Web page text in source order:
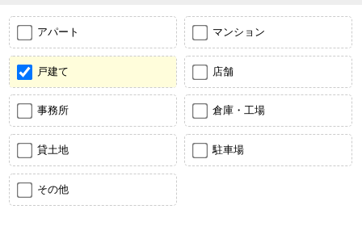
アパート マンション
戸建て 店舗
事務所 倉庫・工場
貸土地 駐車場
その他